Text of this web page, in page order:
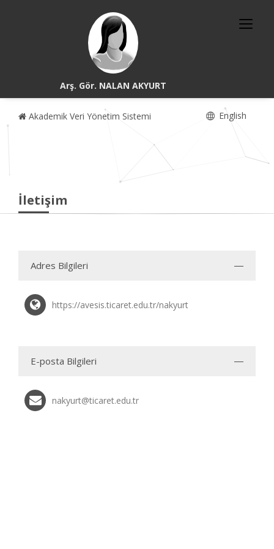
Arş. Gör. NALAN AKYURT
Akademik Veri Yönetim Sistemi English
İletişim
Adres Bilgileri
https://avesis.ticaret.edu.tr/nakyurt
E-posta Bilgileri
nakyurt@ticaret.edu.tr